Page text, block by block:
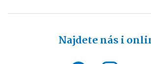
Najdete nás i